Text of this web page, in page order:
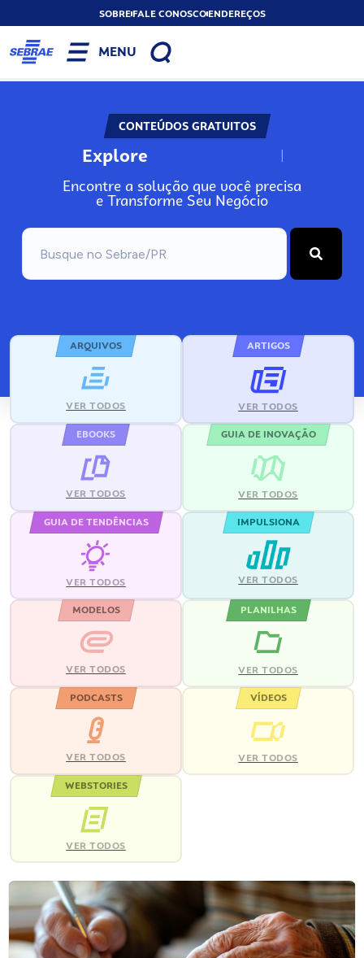
SOBREFALE CONOSCOENDEREÇOS
MENU
CONTEÚDOS GRATUITOS
Explore N
Encontre a solução que você precisa
e Transforme Seu Negócio
ARQUIVOS
VER TODOS
ARTIGOS
VER TODOS
EBOOKS
VER TODOS
GUIA DE INOVAÇÃO
VER TODOS
GUIA DE TENDÊNCIAS
VER TODOS
IMPULSIONA
VER TODOS
MODELOS
VER TODOS
PLANILHAS
VER TODOS
PODCASTS
VER TODOS
VÍDEOS
VER TODOS
WEBSTORIES
VER TODOS